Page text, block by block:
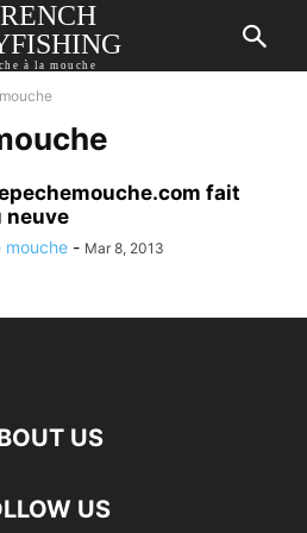
à la mouche
fait
neuve
mouche - Mar 8, 2013
US
US